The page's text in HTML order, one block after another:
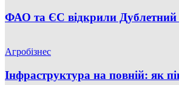
ФАО та ЄС відкрили Дублетний
Агробізнес
Інфраструктура на повній: як